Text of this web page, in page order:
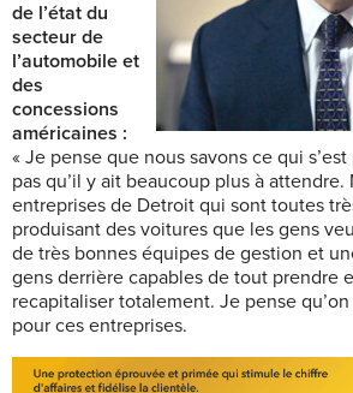
de l’état du
secteur de
l’automobile et
des
concessions
américaines :
« Je pense que nous savons ce qui
pas qu’il y ait beaucoup plus à attendre.
entreprises de Detroit qui sont toutes
produisant des voitures que les gens
de très bonnes équipes de gestion et
gens derrière capables de tout prendre
recapitaliser totalement. Je pense
pour ces entreprises.